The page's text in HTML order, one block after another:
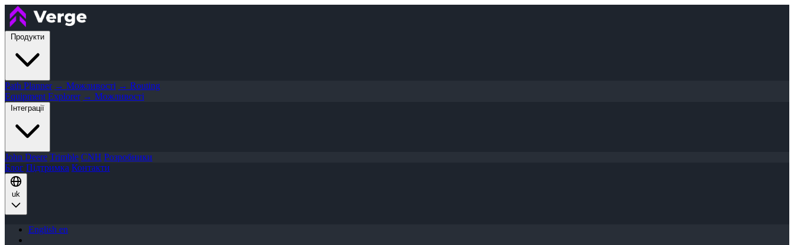
Продукти
Path Planner → Можливості → Routing
Equipment Explorer → Можливості
Інтеграції
John Deere Trimble CNH Розробники
Блог Підтримка Контакти
uk
English en